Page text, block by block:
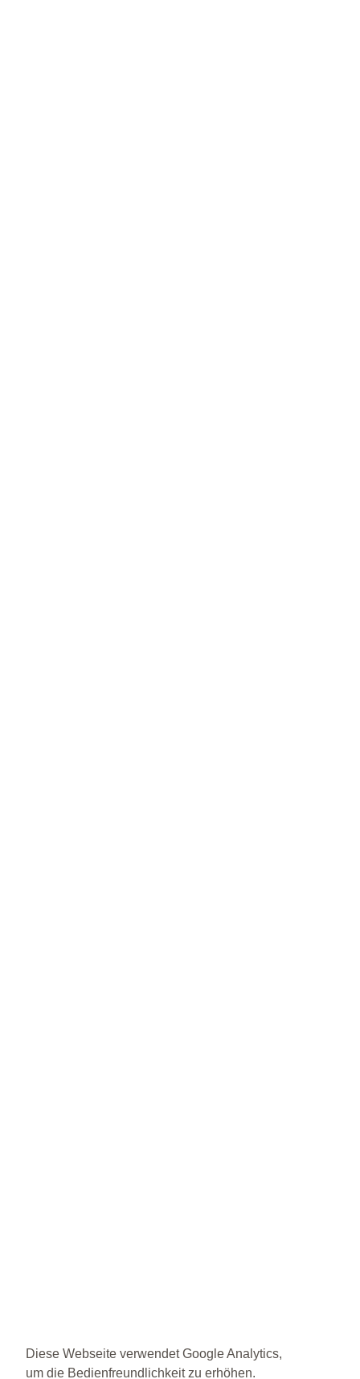
Diese Webseite verwendet Google Analytics,
um die Bedienfreundlichkeit zu erhöhen.